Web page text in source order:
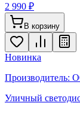
2 990 ₽
В корзину
Новинка
Производитель:
Уличный